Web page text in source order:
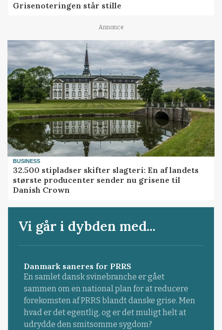
Grisenoteringen står stille
Annonce
BUSINESS
32.500 stipladser skifter slagteri: En af landets
største producenter sender nu grisene til
Danish Crown
Vi går i dybden med...
Danmark saneres for PRRS
En samlet dansk svinebranche er gået
sammen om en national plan for at reducere
forekomsten af PRRS blandt danske grise. Men
hvad er det egentlig, og er det muligt helt at
udrydde den smitsomme sygdom?